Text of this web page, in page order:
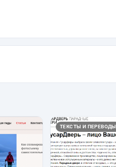
ТЕКСТЫ И ПЕРЕВОДЫ